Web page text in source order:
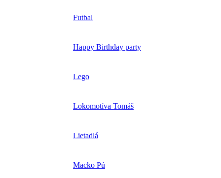
Futbal
Happy Birthday party
Lego
Lokomotíva Tomáš
Lietadlá
Macko Pú